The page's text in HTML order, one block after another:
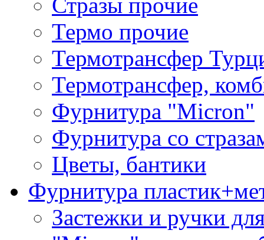
Термо прочие
Термотрансфер
Термотрансфер,
Фурнитура "Micron"
Фурнитура со
Цветы, бантики
Фурнитура
Застежки и ручки